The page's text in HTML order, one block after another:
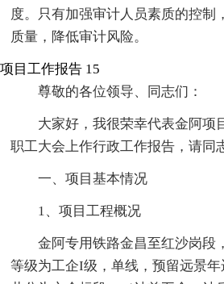
度。只有加强审计人员素质的控制
质量，降低审计风险。
项目工作报告 15
尊敬的各位领导、同志们：
大家好，我很荣幸代表金阿项
职工大会上作行政工作报告，请同
一、项目基本情况
1、项目工程概况
金阿专用铁路金昌至红沙岗段
等级为工企I级，单线，预留远景年